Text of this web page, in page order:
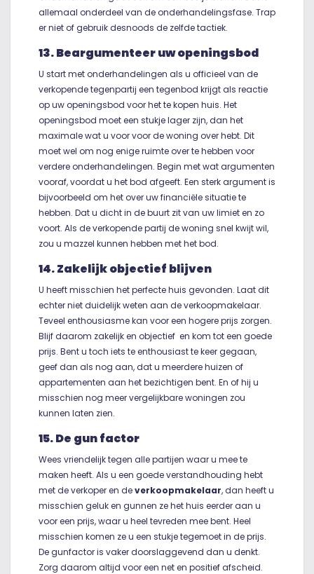
allemaal onderdeel van de onderhandelingsfase. Trap
er niet of gebruik desnoods de zelfde tactiek.
13. Beargumenteer uw openingsbod
U start met onderhandelingen als u officieel van de
verkopende tegenpartij een tegenbod krijgt als reactie
op uw openingsbod voor het te kopen huis. Het
openingsbod moet een stukje lager zijn, dan het
maximale wat u voor voor de woning over hebt. Dit
moet wel om nog enige ruimte over te hebben voor
verdere onderhandelingen. Begin met wat argumenten
vooraf, voordat u het bod afgeeft. Een sterk argument is
bijvoorbeeld om het over uw financiële situatie te
hebben. Dat u dicht in de buurt zit van uw limiet en zo
voort. Als de verkopende partij de woning snel kwijt wil,
zou u mazzel kunnen hebben met het bod.
14. Zakelijk objectief blijven
U heeft misschien het perfecte huis gevonden. Laat dit
echter niet duidelijk weten aan de verkoopmakelaar.
Teveel enthousiasme kan voor een hogere prijs zorgen.
Blijf daarom zakelijk en objectief en kom tot een goede
prijs. Bent u toch iets te enthousiast te keer gegaan,
geef dan als nog aan, dat u meerdere huizen of
appartementen aan het bezichtigen bent. En of hij u
misschien nog meer vergelijkbare woningen zou
kunnen laten zien.
15. De gun factor
Wees vriendelijk tegen alle partijen waar u mee te
maken heeft. Als u een goede verstandhouding hebt
met de verkoper en deverkoopmakelaar, dan heeft u
misschien geluk en gunnen ze het huis eerder aan u
voor een prijs, waar u heel tevreden mee bent. Heel
misschien komen ze u een stukje tegemoet in de prijs.
De gunfactor is vaker doorslaggevend dan u denkt.
Zorg daarom altijd voor een net en positief afscheid.